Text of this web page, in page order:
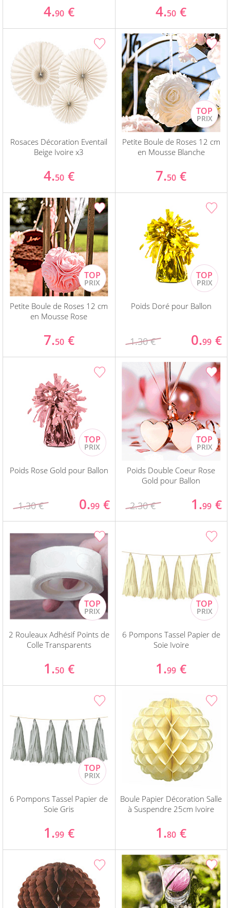
4.90 € 4.50 €
Rosaces Décoration Eventail
Beige Ivoire x3
4.50 €
Petite Boule de Roses 12 cm
en Mousse Blanche
7.50 €
Petite Boule de Roses 12 cm
en Mousse Rose
7.50 €
Poids Doré pour Ballon
1.30 € 0.99 €
Poids Rose Gold pour Ballon
1.30 € 0.99 €
Poids Double Coeur Rose
Gold pour Ballon
2.30 € 1.99 €
2 Rouleaux Adhésif Points de
Colle Transparents
1.50 €
6 Pompons Tassel Papier de
Soie Ivoire
1.99 €
6 Pompons Tassel Papier de
Soie Gris
1.99 €
Boule Papier Décoration Salle
à Suspendre 25cm Ivoire
1.80 €